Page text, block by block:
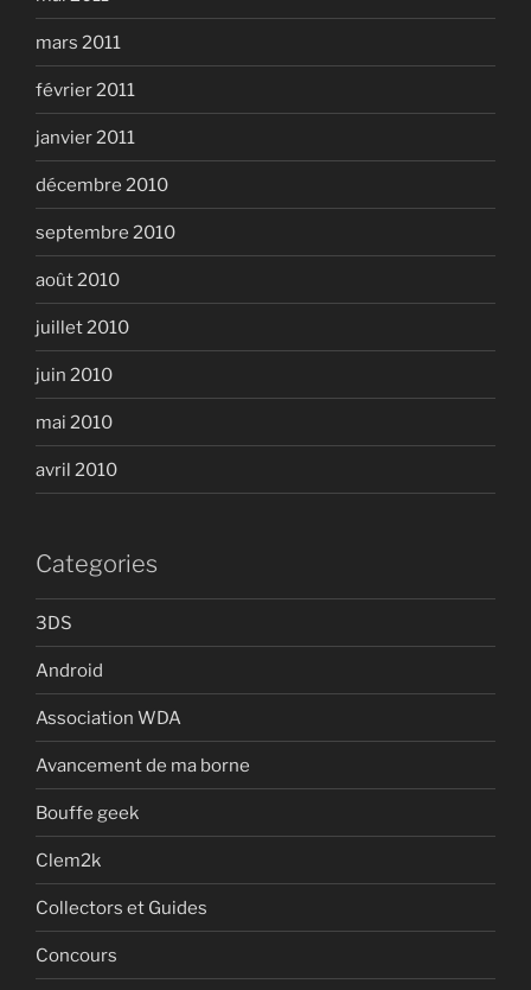
mars 2011
février 2011
janvier 2011
décembre 2010
septembre 2010
août 2010
juillet 2010
juin 2010
mai 2010
avril 2010
Categories
3DS
Android
Association WDA
Avancement de ma borne
Bouffe geek
Clem2k
Collectors et Guides
Concours